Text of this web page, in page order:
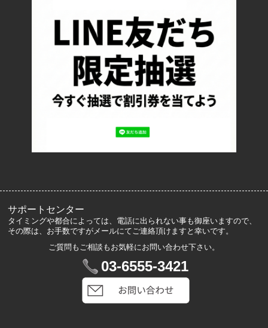
お支払い方法について
特定商取引法に基づく表記
プライバシーポリシー
ロッカーズについて
サポートセンター
タイミングや都合によっては、電話に出られない事も御座いますので、
その際は、お手数ですがメールにてご連絡頂けますと幸いです。
ご質問もご相談もお気軽にお問い合わせ下さい。
03-6555-3421